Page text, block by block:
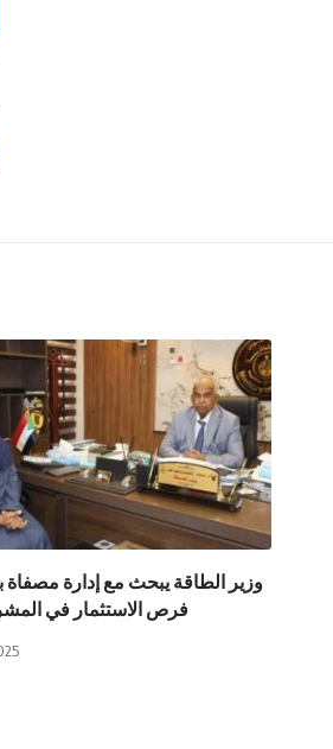
وزير الطاقة يبحث مع إدارة مصفاة
فرص الاستثمار في